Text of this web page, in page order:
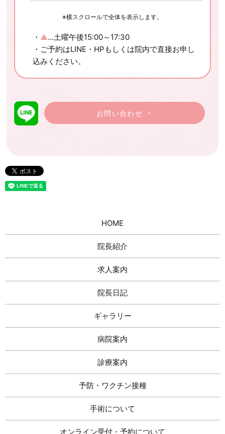
※横スクロールで全体を表示します。
・ ▲…土曜午後15:00～17:30
・ご予約はLINE・HPもしくは院内で直接お申し
込みください。
お問い合わせ
HOME
院長紹介
求人案内
院長日記
ギャラリー
病院案内
診療案内
予防・ワクチン接種
手術について
オンライン受付・予約について